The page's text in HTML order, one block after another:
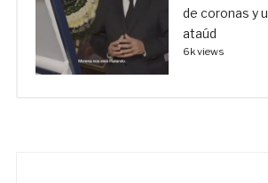
de coronas y
ataúd
6k views